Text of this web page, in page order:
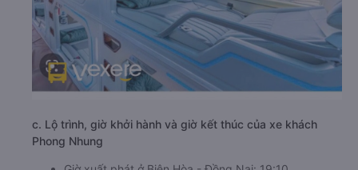
c. Lộ trình, giờ khởi hành và giờ kết thúc của xe khách
Phong Nhung